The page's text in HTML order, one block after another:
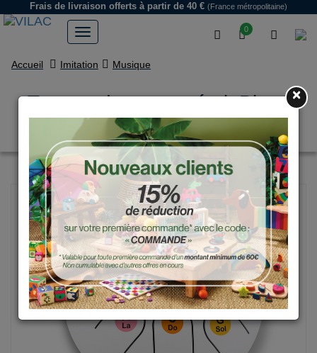
0
Frais de livraison offerts à partir de 40 € (France métropolitaine)
Accueil Imitation Musique
Tongue drum en métal, Blanc
neige
×